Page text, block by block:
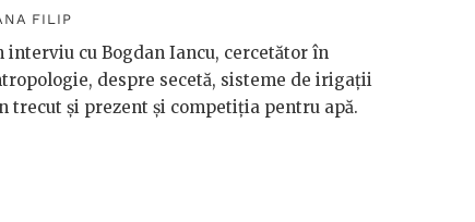
FILIP
interviu cu Bogdan Iancu, cercetător în
despre secetă, sisteme de irigații
trecut și prezent și competiția pentru apă.